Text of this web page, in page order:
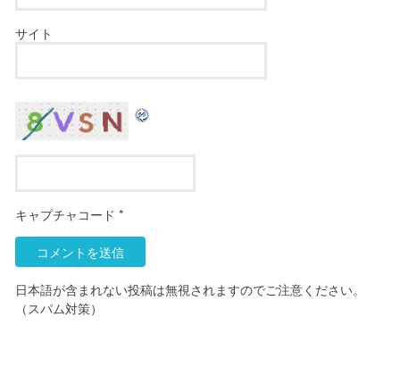
サイト
キャプチャコード *
日本語が含まれない投稿は無視されますのでご注意ください。
（スパム対策）